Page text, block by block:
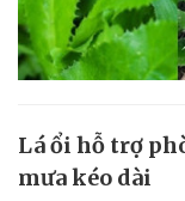
Lá ổi hỗ trợ
mưa kéo dài